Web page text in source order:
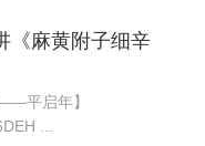
《麻黄附子细辛
平启年】
...